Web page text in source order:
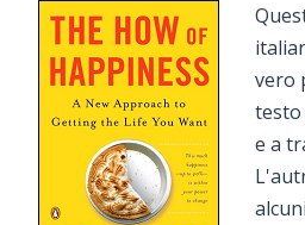
vero
testo
e a